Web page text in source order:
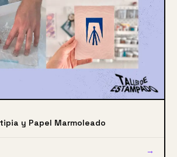
y Papel Marmoleado
→